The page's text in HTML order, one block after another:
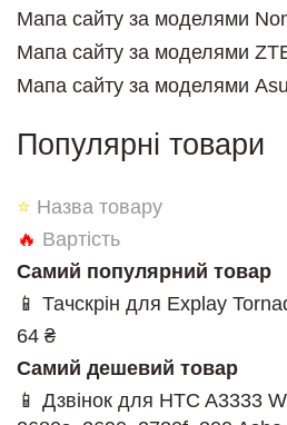
Мапа сайту за моделями
Мапа сайту за моделями
Мапа сайту за моделями
Популярні товари
⭐ Назва товару
🔥 Вартість
Самий популярний товар
📱 Тачскрін для Explay
64 ₴
Самий дешевий товар
📱 Дзвінок для HTC A3333